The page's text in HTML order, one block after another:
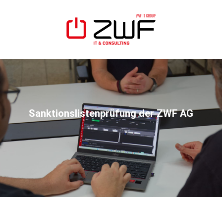
Sanktionslistenprüfung der ZWF AG